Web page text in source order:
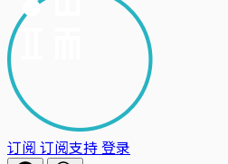
订阅 订阅支持登录